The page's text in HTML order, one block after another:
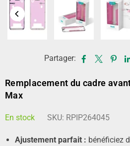
Partager:
Remplacement du cadre
Max
En stock SKU: RPIP264045
Ajustement parfait : bénéficiez